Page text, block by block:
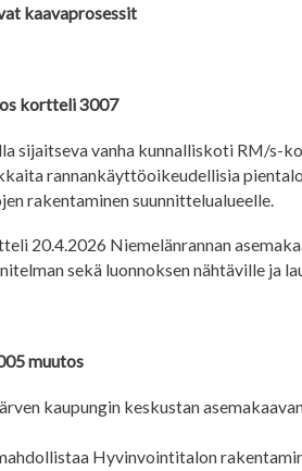
kaavaprosessit
kortteli 3007
sijaitseva vanha kunnalliskoti RM/s-
rannankäyttöoikeudellisia
rakentaminen suunnittelualueelle.
20.4.2026 Niemelänrannan
sekä luonnoksen nähtäville ja
muutos
kaupungin keskustan
Hyvinvointitalon